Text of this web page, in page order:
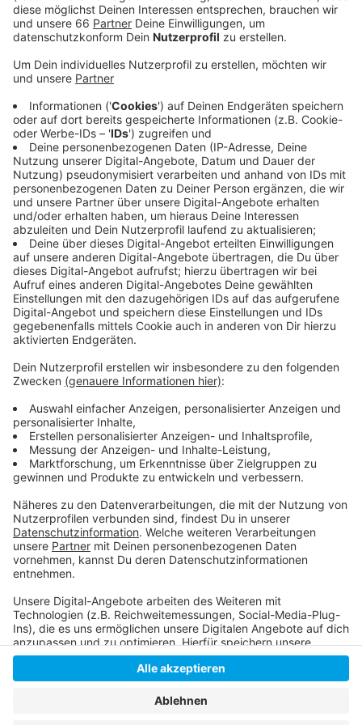
Viren in den Fahrzeugen um bis zu 90 Prozent
reduziert werden. Die Resonanz sei durchweg
positiv, heißt es. Nicht nur bei den Fahrgästen,
sondern auch bei den Fahrern.
Anzeige
Deswegen sei geplant, den Einsatz eines solchen
Lösungsmittels bald noch einmal zu bewerten.
Schließlich sei dies eine Maßnahme, die nicht nur
während der Pandemie sinnvoll sei, so eine Sprecherin.
Anzeige
Weitere Infos und Links zum Thema
Anzeige
Infos von der Rheinbahn:
Rheinbahn weitet Corona-Schutz aus:
Anzeige